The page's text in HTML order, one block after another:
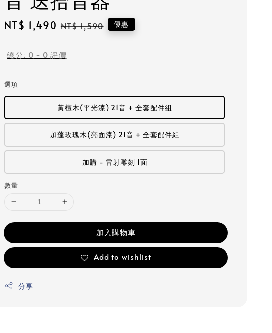
Sale
NT$ 1,490 Regular
NT$ 1,590 優惠
總分: 0 - 0 評價
選項
黃檀木(平光漆) 21音 + 全套配件組
加蓬玫瑰木(亮面漆) 21音 + 全套配件組
加購 - 雷射雕刻 1面
數量
加入購物車
Add to wishlist
分享